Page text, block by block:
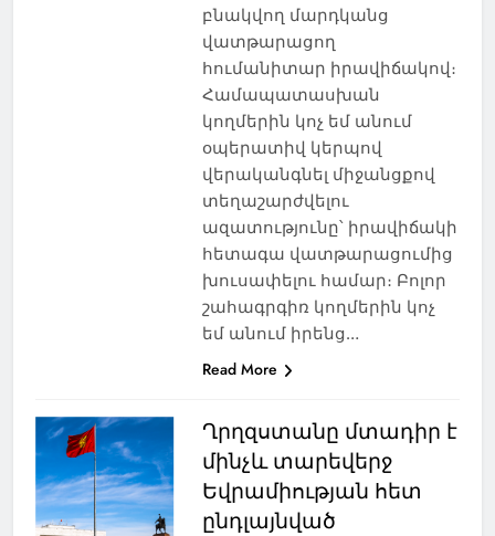
բնակվող մարդկանց
վատթարացող
հումանիտար իրավիճակով։
Համապատասխան
կողմերին կոչ եմ անում
օպերատիվ կերպով
վերականգնել միջանցքով
տեղաշարժվելու
ազատությունը՝ իրավիճակի
հետագա վատթարացումից
խուսափելու համար։ Բոլոր
շահագրգիռ կողմերին կոչ
եմ անում իրենց…
Read More
Ղրղզստանը մտադիր է
մինչև տարեվերջ
Եվրամիության հետ
ընդլայնված